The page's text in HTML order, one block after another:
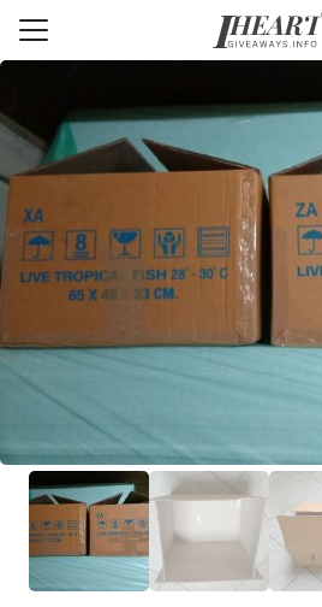
Skip
ารู้แพคเกจจิ้ง
เรา